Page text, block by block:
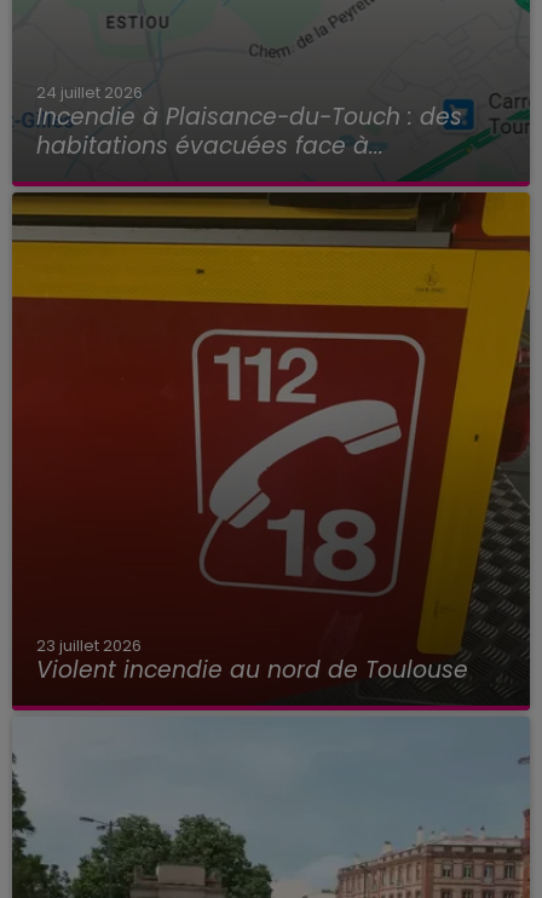
24 juillet 2026
Incendie à Plaisance-du-Touch : des
habitations évacuées face à...
23 juillet 2026
Violent incendie au nord de Toulouse